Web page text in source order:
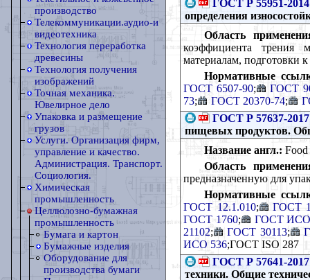
производство
Телекоммуникации.аудио-и
видеотехника
Технология переработка
древесины
Технология получения
изображений
Точная механика.
Ювелирное дело
Упаковка и размещение
грузов
Услуги. Организация фирм,
управление и качество.
Администрация. Транспорт.
Социология.
Химическая
промышленность
Целлюлозно-бумажная
промышленность
Бумага и картон
Бумажные изделия
Оборудование для
производства бумаги
ГОСТ Р 55951-2014
определения
Область
коэффициента трения
материалам, подготовки
Нормативные
ГОСТ 6507-90;
ГОСТ
73; ГОСТ 20370-74;
ГОСТ Р 57637-2017
пищевых продуктов.
Название англ.: Food
Область
предназначенную для
Нормативные
ГОСТ 12.1.010;
ГОСТ
ГОСТ 1760;
ГОСТ ИСО
21102; ГОСТ 30113;
ИСО 536;ГОСТ ISO 287
ГОСТ Р 57641-2017
техники. Общие